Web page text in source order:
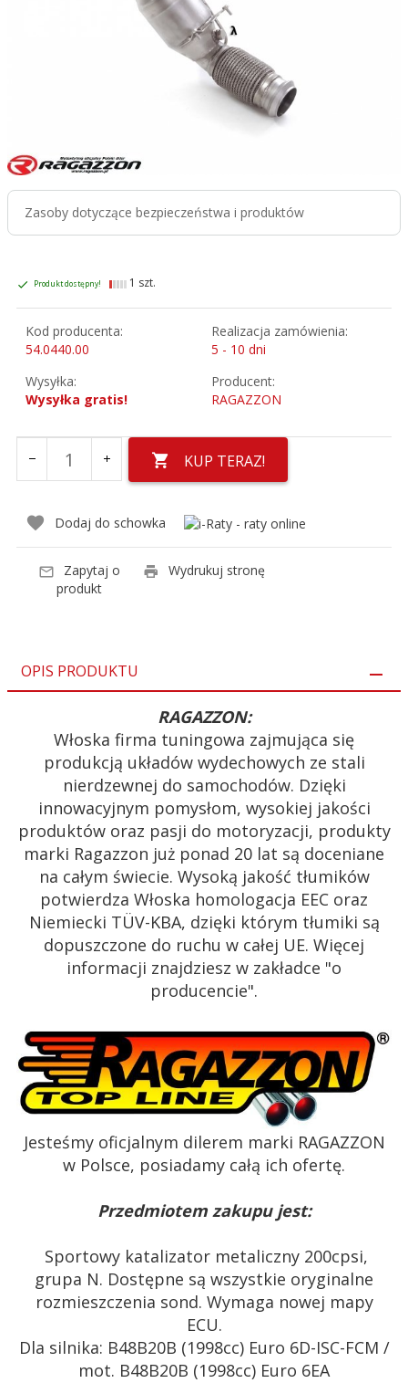
Zasoby dotyczące bezpieczeństwa i produktów
Produkt dostępny! 1 szt.
Kod producenta:
54.0440.00
Realizacja zamówienia:
5 - 10 dni
Wysyłka:
Wysyłka gratis!
Producent:
RAGAZZON
KUP TERAZ!
Dodaj do schowka
Zapytaj o
produkt
Wydrukuj stronę
OPIS PRODUKTU
RAGAZZON:
Włoska firma tuningowa zajmująca się
produkcją układów wydechowych ze stali
nierdzewnej do samochodów. Dzięki
innowacyjnym pomysłom, wysokiej jakości
produktów oraz pasji do motoryzacji, produkty
marki Ragazzon już ponad 20 lat są doceniane
na całym świecie. Wysoką jakość tłumików
potwierdza Włoska homologacja EEC oraz
Niemiecki TÜV-KBA, dzięki którym tłumiki są
dopuszczone do ruchu w całej UE. Więcej
informacji znajdziesz w zakładce "o
producencie".
Jesteśmy oficjalnym dilerem marki RAGAZZON
w Polsce, posiadamy całą ich ofertę.
Przedmiotem zakupu jest:
Sportowy katalizator metaliczny 200cpsi,
grupa N. Dostępne są wszystkie oryginalne
rozmieszczenia sond. Wymaga nowej mapy
ECU.
Dla silnika: B48B20B (1998cc) Euro 6D-ISC-FCM /
mot. B48B20B (1998cc) Euro 6EA